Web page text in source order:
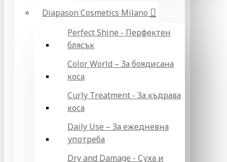
Diapason Cosmetics Milano
Perfect Shine - Перфектен
блясък
Color World – За боядисана
коса
Curly Treatment - За къдрава
коса
Daily Use – За ежедневна
употреба
Dry and Damage - Суха и